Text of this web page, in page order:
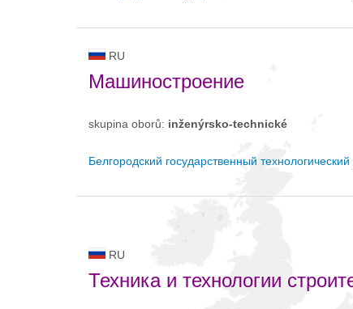
RU
Машиностроение
skupina oborů: inženýrsko-technické
Белгородский государственный
RU
Техника и технологии